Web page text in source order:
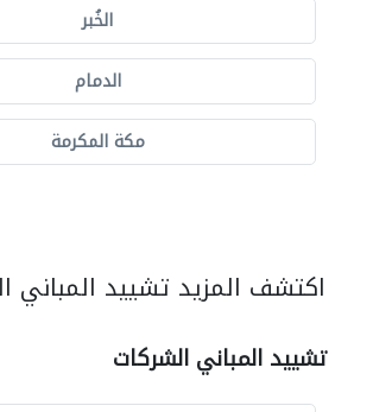
الخُبر
الدمام
مكة المكرمة
اكتشف المزيد تشييد المباني
تشييد المباني الشركات